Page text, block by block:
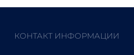
КОНТАКТ ИНФОРМАЦИИ